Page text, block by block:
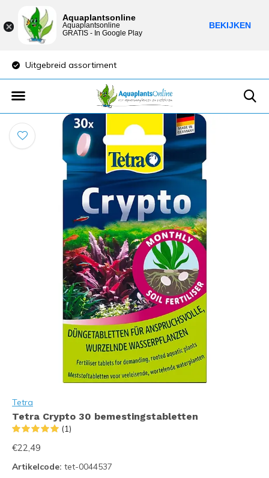
Uitgebreid assortiment
Tetra
Tetra Crypto 30 bemestingstabletten
(1)
€22,49
Artikelcode: tet-0044537
Aquaplantsonline
Aquaplantsonline
GRATIS - In Google Play
BEKIJKEN